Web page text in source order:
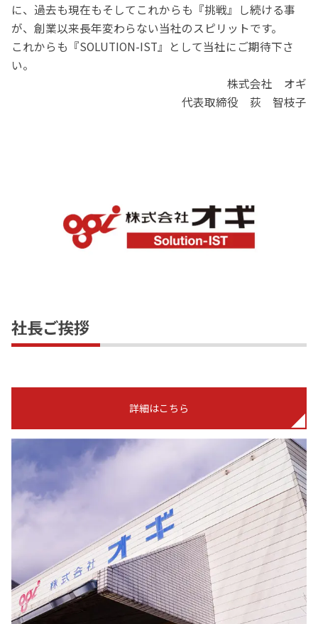
に、過去も現在もそしてこれからも『挑戦』し続ける事
が、創業以来長年変わらない当社のスピリットです。
これからも『SOLUTION-IST』として当社にご期待下さ
い。
株式会社 オギ
代表取締役 荻 智枝子
社長ご挨拶
詳細はこちら